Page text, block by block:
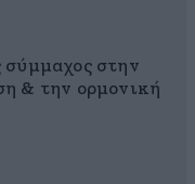
σύμμαχος στην
& την ορμονική